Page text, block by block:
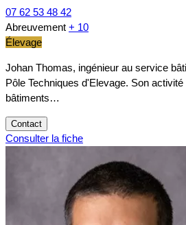
07 62 53 48 42
Abreuvement + 10
Élevage
Johan Thomas, ingénieur au service
Pôle Techniques d'Elevage. Son
bâtiments…
Contact
Consulter la fiche